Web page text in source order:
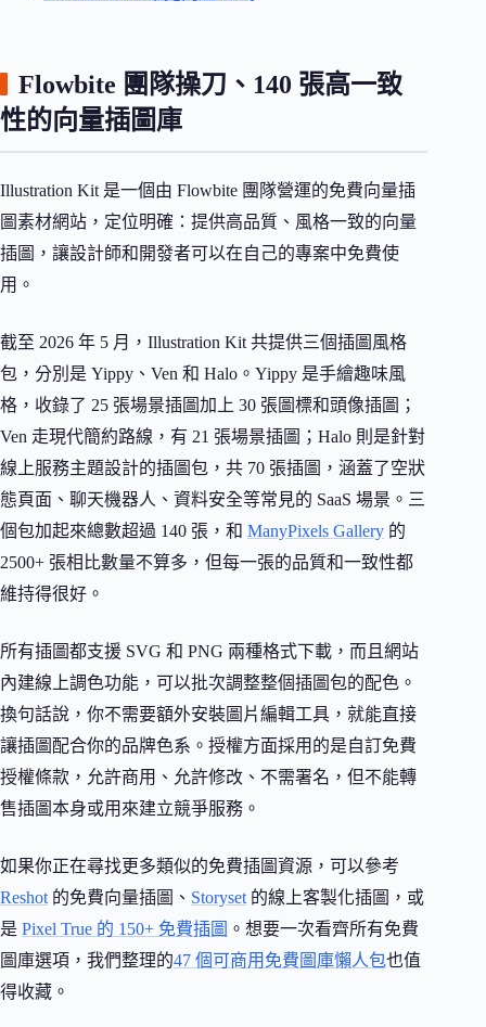
Flowbite 團隊操刀、140 張高一致
性的向量插圖庫
Illustration Kit 是一個由 Flowbite 團隊營運的免費向量插
圖素材網站，定位明確：提供高品質、風格一致的向量
插圖，讓設計師和開發者可以在自己的專案中免費使
用。
截至 2026 年 5 月，Illustration Kit 共提供三個插圖風格
包，分別是 Yippy、Ven 和 Halo。Yippy 是手繪趣味風
格，收錄了 25 張場景插圖加上 30 張圖標和頭像插圖；
Ven 走現代簡約路線，有 21 張場景插圖；Halo 則是針對
線上服務主題設計的插圖包，共 70 張插圖，涵蓋了空狀
態頁面、聊天機器人、資料安全等常見的 SaaS 場景。三
個包加起來總數超過 140 張，和 ManyPixels Gallery 的
2500+ 張相比數量不算多，但每一張的品質和一致性都
維持得很好。
所有插圖都支援 SVG 和 PNG 兩種格式下載，而且網站
內建線上調色功能，可以批次調整整個插圖包的配色。
換句話說，你不需要額外安裝圖片編輯工具，就能直接
讓插圖配合你的品牌色系。授權方面採用的是自訂免費
授權條款，允許商用、允許修改、不需署名，但不能轉
售插圖本身或用來建立競爭服務。
如果你正在尋找更多類似的免費插圖資源，可以參考
Reshot 的免費向量插圖、 Storyset 的線上客製化插圖，或
是 Pixel True 的 150+ 免費插圖 。想要一次看齊所有免費
圖庫選項，我們整理的47 個可商用免費圖庫懶人包也值
得收藏。